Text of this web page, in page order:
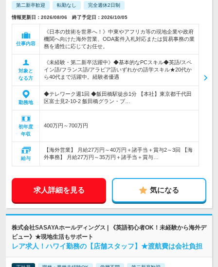
第二新卒歓迎 転勤なし 完全週休2日制
情報更新日：2026/08/06 終了予定日：2026/10/05
仕事内容
《日本の技術を世界へ！》中東やアフリカ等の現地企業や政府
機関へ向けた海外営業、ODA案件入札対応または貿易事務の業
務を適性に応じてお任せ。
対象と
なる方
《未経験・第二新卒活躍中》◆基本的なPCスキル◆英語/スペ
イン語/フランス語/アラビア語いずれかの語学スキル★20代か
ら40代まで活躍中。経験者優遇
勤務地
◆テレワーク週1回 ◆飯田橋駅徒歩1分 【本社】東京都千代田
区富士見2-10-2 飯田橋グラン・ブ…
初年度
年収
400万円～700万円
給与
【海外営業】 月給27万円～40万円＋諸手当＋賞与2～3回 【海
外事務】 月給27万円～35万円＋諸手当＋賞与…
求人詳細を見る 気になる
株式会社SASAYAホールディングス | 《英語初心者OK！未経験から海外デ
ビュー》★現地生活もサポート
レア求人！ハワイ勤務の【店舗スタッフ】★渡航費は会社負担